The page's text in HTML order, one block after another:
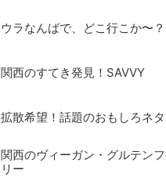
ウラなんばで、どこ行こか〜？
関西のすてき発見！SAVVY
拡散希望！話題のおもしろネタ
関西のヴィーガン・グルテンフ
リー